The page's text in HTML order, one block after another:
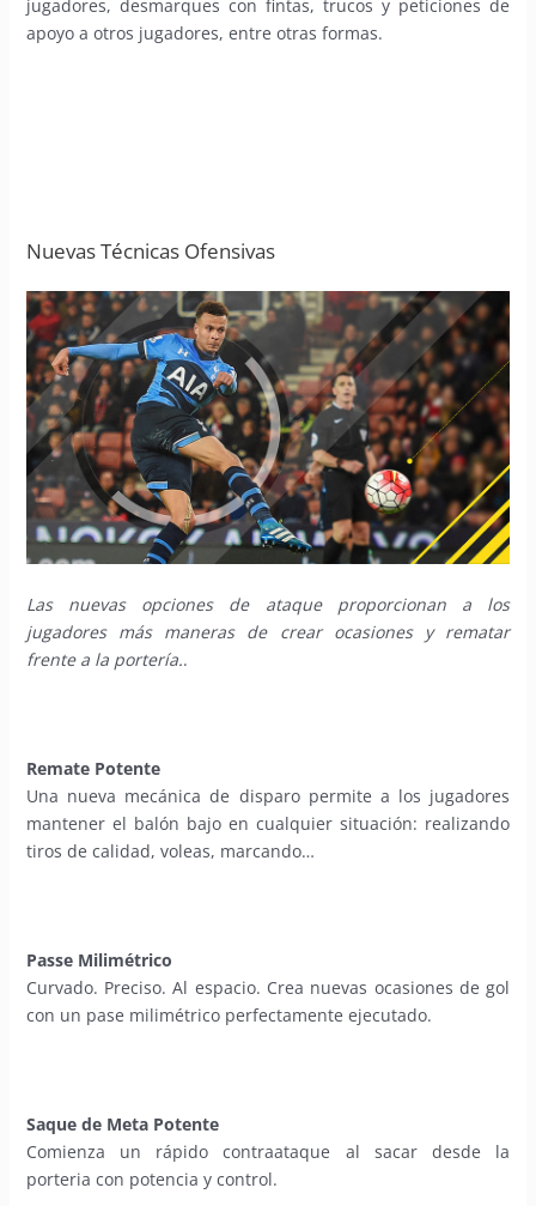
jugadores, desmarques con fintas, trucos y peticiones de
apoyo a otros jugadores, entre otras formas.
Nuevas Técnicas Ofensivas
Las nuevas opciones de ataque proporcionan a los
jugadores más maneras de crear ocasiones y rematar
frente a la portería..
Remate Potente
Una nueva mecánica de disparo permite a los jugadores
mantener el balón bajo en cualquier situación: realizando
tiros de calidad, voleas, marcando…
Passe Milimétrico
Curvado. Preciso. Al espacio. Crea nuevas ocasiones de gol
con un pase milimétrico perfectamente ejecutado.
Saque de Meta Potente
Comienza un rápido contraataque al sacar desde la
porteria con potencia y control.